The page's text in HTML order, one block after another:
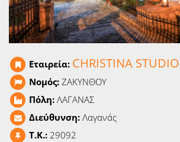
Παιχνίδια
Ταινίες
Εταιρεία: CHRISTINA
Νομός: ΖΑΚΥΝΘΟΥ
Πόλη: ΛΑΓΑΝΑΣ
Διεύθυνση: Λαγανάς
T.K.: 29092